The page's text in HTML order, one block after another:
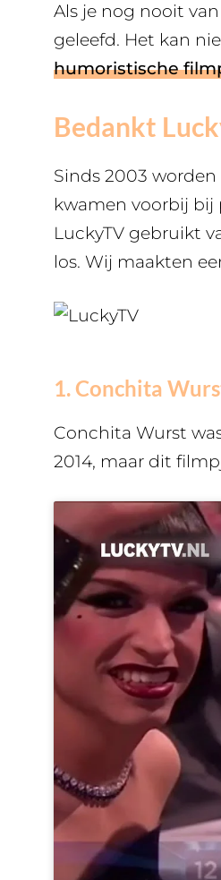
Als je nog nooit
geleefd. Het kan
humoristische
Bedankt
Sinds 2003
kwamen voorbij bij
LuckyTV gebruikt
los. Wij maakten
1. Conchita
Conchita Wurst
2014, maar dit